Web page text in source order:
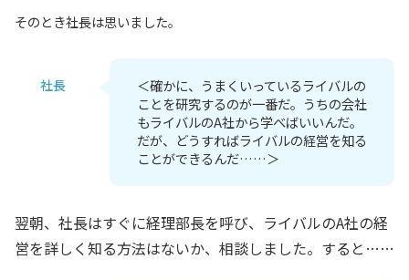
そのとき社長は思いました。
社長
＜確かに、うまくいっているライバルの
ことを研究するのが一番だ。うちの会社
もライバルのA社から学べばいいんだ。
だが、どうすればライバルの経営を知る
ことができるんだ……＞
翌朝、社長はすぐに経理部長を呼び、ライバルのA社の経
営を詳しく知る方法はないか、相談しました。すると……